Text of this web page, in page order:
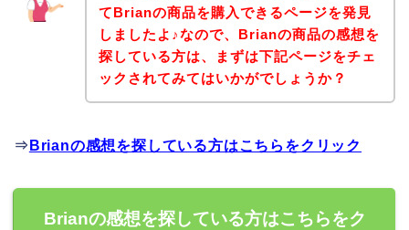
てBrianの商品を購入できるページを発見
しましたよ♪なので、Brianの商品の感想を
探している方は、まずは下記ページをチェ
ックされてみてはいかがでしょうか？
⇒ Brianの感想を探している方はこちらをクリック
Brianの感想を探している方はこちらをク